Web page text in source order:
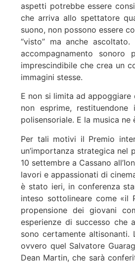
aspetti potrebbe essere
che arriva allo spettatore
suono, non possono essere
“visto” ma anche
accompagnamento
imprescindibile che crea un
immagini stesse.
E non si limita ad appoggiare
non esprime,
polisensoriale. E la musica
Per tali motivi il Premio
un’importanza strategica
10 settembre a Cassano
lavori e appassionati di
è stato ieri, in conferenza
inteso sottolineare come «il
propensione dei giovani
esperienze di successo che
sono certamente altisonanti.
ovvero quel Salvatore
Dean Martin, che sarà